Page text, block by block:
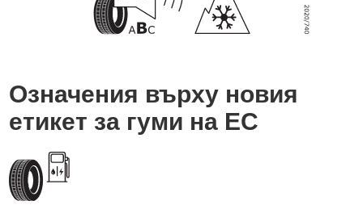
Означения върху новия
етикет за гуми на ЕС